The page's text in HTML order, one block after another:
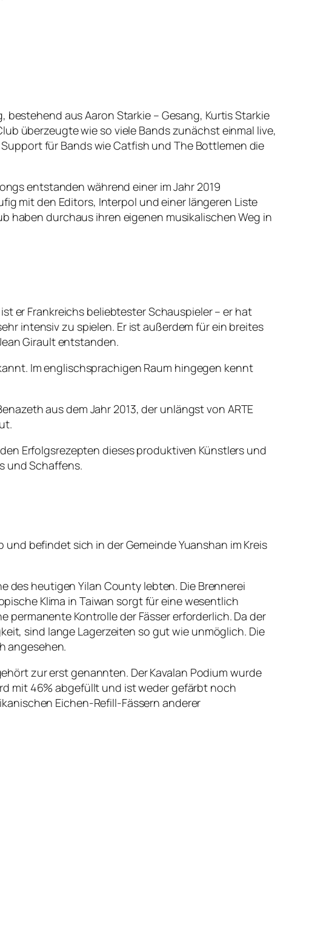
aus Aaron Starkie – Gesang, Kurtis Starkie
überzeugte wie so viele Bands zunächst einmal live,
für Bands wie Catfish und The Bottlemen die
entstanden während einer im Jahr 2019
mit den Editors, Interpol und einer längeren Liste
haben durchaus ihren eigenen musikalischen Weg in
er Frankreichs beliebtester Schauspieler – er hat
intensiv zu spielen. Er ist außerdem für ein breites
Girault entstanden.
Im englischsprachigen Raum hingegen kennt
aus dem Jahr 2013, der unlängst von ARTE
Erfolgsrezepten dieses produktiven Künstlers und
und Schaffens.
und befindet sich in der Gemeinde Yuanshan im Kreis
des heutigen Yilan County lebten. Die Brennerei
Klima in Taiwan sorgt für eine wesentlich
permanente Kontrolle der Fässer erforderlich. Da der
sind lange Lagerzeiten so gut wie unmöglich. Die
angesehen.
zur erst genannten. Der Kavalan Podium wurde
mit 46% abgefüllt und ist weder gefärbt noch
Eichen-Refill-Fässern anderer